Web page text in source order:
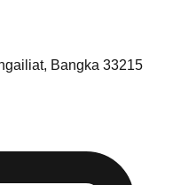
Bangka 33215